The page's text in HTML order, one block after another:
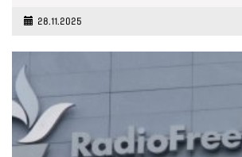
28.11.2025